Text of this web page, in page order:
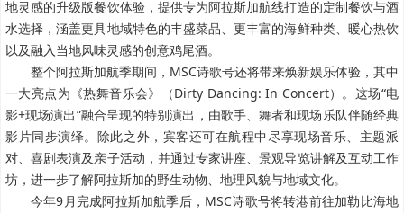
地灵感的升级版餐饮体验，提供专为阿拉斯加航线打造的定制餐饮与酒
水选择，涵盖更具地域特色的丰盛菜品、更丰富的海鲜种类、暖心热饮
以及融入当地风味灵感的创意鸡尾酒。
整个阿拉斯加航季期间，MSC诗歌号还将带来焕新娱乐体验，其中
一大亮点为《热舞音乐会》（Dirty Dancing: In Concert）。这场“电
影+现场演出”融合呈现的特别演出，由歌手、舞者和现场乐队伴随经典
影片同步演绎。除此之外，宾客还可在航程中尽享现场音乐、主题派
对、喜剧表演及亲子活动，并通过专家讲座、景观导览讲解及互动工作
坊，进一步了解阿拉斯加的野生动物、地理风貌与地域文化。
今年9月完成阿拉斯加航季后，MSC诗歌号将转港前往加勒比海地